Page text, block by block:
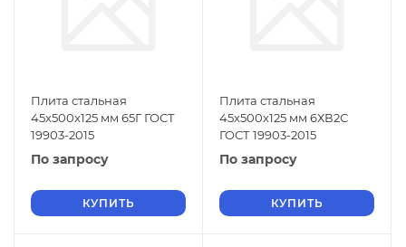
Плита стальная
45х500х125 мм 65Г ГОСТ
19903-2015
По запросу
КУПИТЬ
Плита стальная
45х500х125 мм 6ХВ2С
ГОСТ 19903-2015
По запросу
КУПИТЬ